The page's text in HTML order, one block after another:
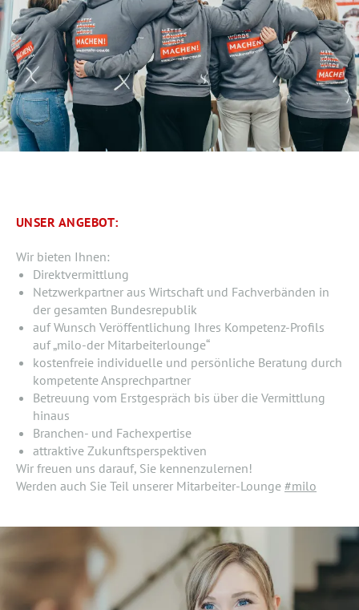
UNSER ANGEBOT:
Wir bieten Ihnen:
Direktvermittlung
Netzwerkpartner aus Wirtschaft und Fachverbänden in
der gesamten Bundesrepublik
auf Wunsch Veröffentlichung Ihres Kompetenz-Profils
auf „milo-der Mitarbeiterlounge“
kostenfreie individuelle und persönliche Beratung durch
kompetente Ansprechpartner
Betreuung vom Erstgespräch bis über die Vermittlung
hinaus
Branchen- und Fachexpertise
attraktive Zukunftsperspektiven
Wir freuen uns darauf, Sie kennenzulernen!
Werden auch Sie Teil unserer Mitarbeiter-Lounge #milo